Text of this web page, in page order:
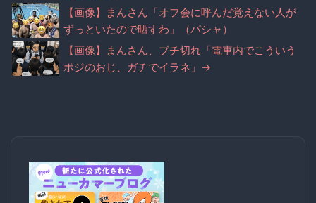
ｗ【画像】まんさん「オフ会に呼んだ覚えない人が
ずっといたので晒すわ」（パシャ）
【画像】まんさん、ブチ切れ「電車内でこういう
ポジのおじ、ガチでイラネ」→